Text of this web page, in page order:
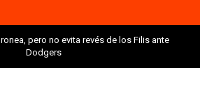
pero no evita revés de los Filis ante
Dodgers